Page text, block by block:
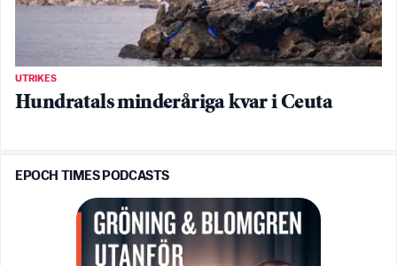
UTRIKES
Hundratals minderåriga kvar i Ceuta
EPOCH TIMES PODCASTS